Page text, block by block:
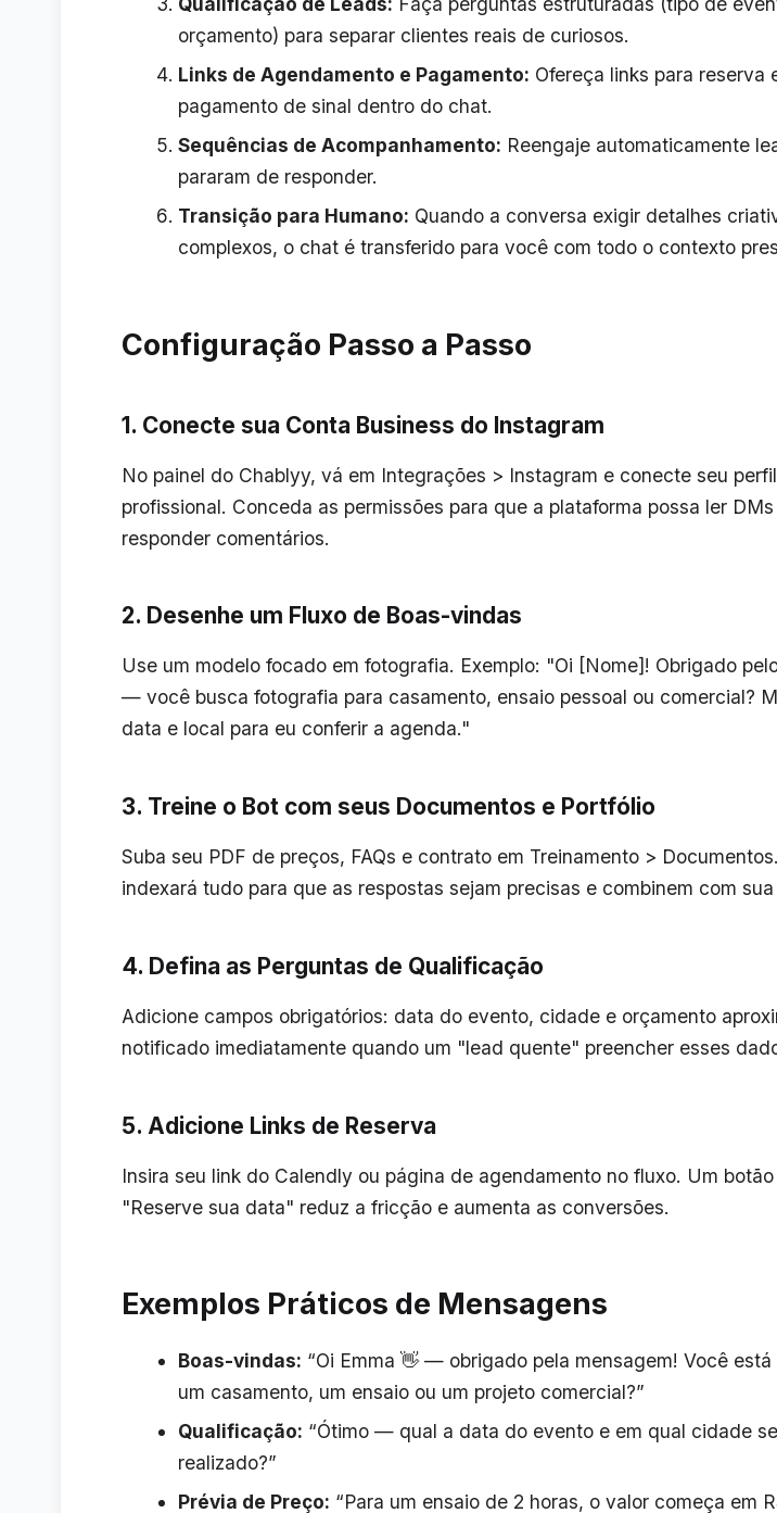
orçamento) para separar clientes reais de curiosos.
Links de Agendamento e Pagamento: Ofereça links para reserva
pagamento de sinal dentro do chat.
Sequências de Acompanhamento: Reengaje automaticamente
pararam de responder.
Transição para Humano: Quando a conversa exigir detalhes
complexos, o chat é transferido para você com todo o contexto
Configuração Passo a Passo
1. Conecte sua Conta Business do Instagram
No painel do Chablyy, vá em Integrações > Instagram e conecte seu perfil
profissional. Conceda as permissões para que a plataforma possa ler
responder comentários.
2. Desenhe um Fluxo de Boas-vindas
Use um modelo focado em fotografia. Exemplo: "Oi [Nome]! Obrigado
— você busca fotografia para casamento, ensaio pessoal ou comercial?
data e local para eu conferir a agenda."
3. Treine o Bot com seus Documentos e Portfólio
Suba seu PDF de preços, FAQs e contrato em Treinamento > Documentos
indexará tudo para que as respostas sejam precisas e combinem com
4. Defina as Perguntas de Qualificação
Adicione campos obrigatórios: data do evento, cidade e orçamento
notificado imediatamente quando um "lead quente" preencher esses
5. Adicione Links de Reserva
Insira seu link do Calendly ou página de agendamento no fluxo. Um
"Reserve sua data" reduz a fricção e aumenta as conversões.
Exemplos Práticos de Mensagens
Boas-vindas: “Oi Emma 👋 — obrigado pela mensagem! Você
um casamento, um ensaio ou um projeto comercial?”
Qualificação: “Ótimo — qual a data do evento e em qual cidade
realizado?”
Prévia de Preço: “Para um ensaio de 2 horas, o valor começa em